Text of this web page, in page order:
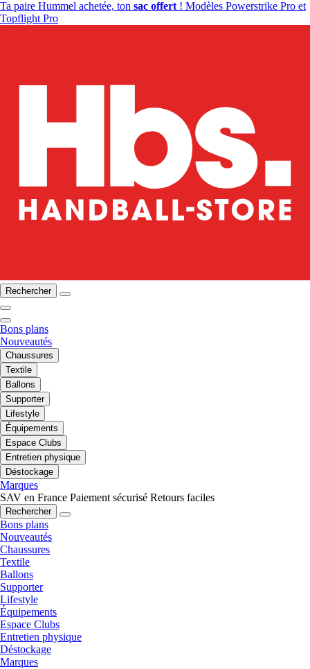
Ta paire Hummel achetée, ton sac offert ! Modèles Powerstrike Pro et
Topflight Pro
Rechercher
Bons plans
Nouveautés
Chaussures
Textile
Ballons
Supporter
Lifestyle
Équipements
Espace Clubs
Entretien physique
Déstockage
Marques
SAV en France Paiement sécurisé Retours faciles
Rechercher
Bons plans
Nouveautés
Chaussures
Textile
Ballons
Supporter
Lifestyle
Équipements
Espace Clubs
Entretien physique
Déstockage
Marques